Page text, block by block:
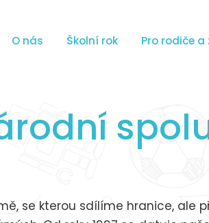
O nás Školní rok Pro rodiče a
se kterou sdílíme hranice, ale